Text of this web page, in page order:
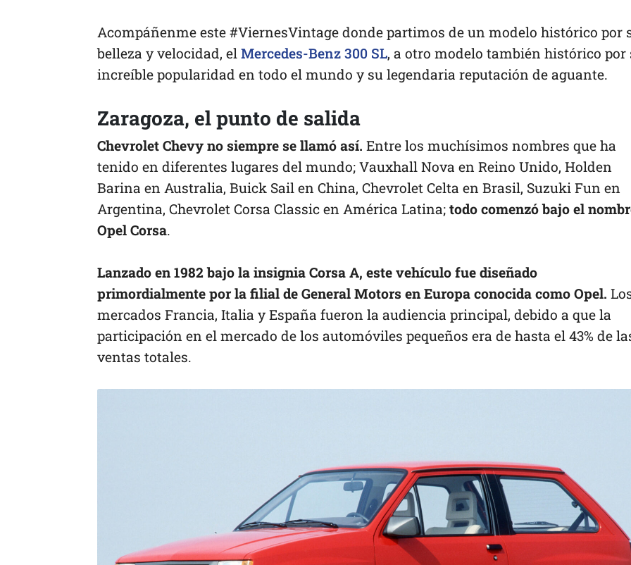
Acompáñenme este #ViernesVintage donde partimos de un modelo histórico por
belleza y velocidad, el Mercedes-Benz 300 SL, a otro modelo también histórico por
increíble popularidad en todo el mundo y su legendaria reputación de aguante.
Zaragoza, el punto de salida
Chevrolet Chevy no siempre se llamó así. Entre los muchísimos nombres que ha
tenido en diferentes lugares del mundo; Vauxhall Nova en Reino Unido, Holden
Barina en Australia, Buick Sail en China, Chevrolet Celta en Brasil, Suzuki Fun en
Argentina, Chevrolet Corsa Classic en América Latina; todo comenzó bajo el
Opel Corsa.
Lanzado en 1982 bajo la insignia Corsa A, este vehículo fue diseñado
primordialmente por la filial de General Motors en Europa conocida como Opel.
mercados Francia, Italia y España fueron la audiencia principal, debido a que la
participación en el mercado de los automóviles pequeños era de hasta el 43% de
ventas totales.